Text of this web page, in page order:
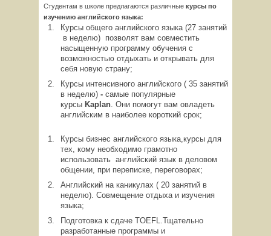
Студентам в школе предлагаются различные курсы по
изучению английского языка:
Курсы общего английского языка (27 занятий
в неделю) позволят вам совместить
насыщенную программу обучения с
возможностью отдыхать и открывать для
себя новую страну;
Курсы интенсивного английского ( 35 занятий
в неделю) - самые популярные
курсы Kaplan. Они помогут вам овладеть
английским в наиболее короткий срок;
Курсы бизнес английского языка,курсы для
тех, кому необходимо грамотно
использовать английский язык в деловом
общении, при переписке, переговорах;
Английский на каникулах ( 20 занятий в
неделю). Совмещение отдыха и изучения
языка;
Подготовка к сдаче TOEFL.Тщательно
разработанные программы и